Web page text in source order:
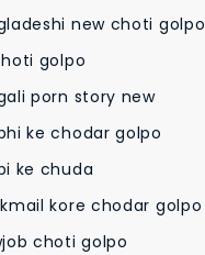
new choti golpo
golpo
porn story new
ke chodar golpo
ke chuda
kore chodar golpo
choti golpo